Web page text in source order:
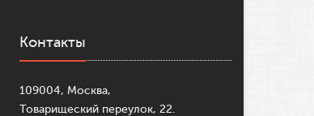
Контакты
109004, Москва,
Товарищеский переулок, 22.